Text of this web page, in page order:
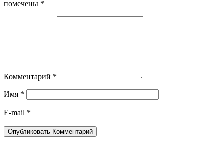
помечены *
Комментарий *
Имя *
E-mail *